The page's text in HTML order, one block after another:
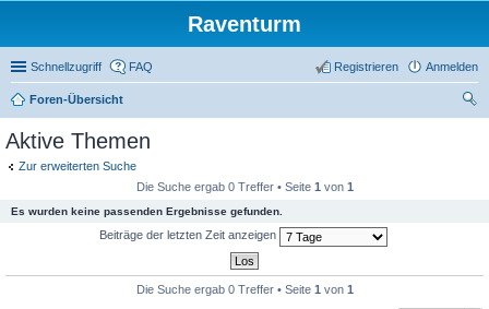
Raventurm
Schnellzugriff FAQ Anmelden
Registrieren
Foren-Übersicht
Aktive Themen
Zur erweiterten Suche
Die Suche ergab 0 Treffer • Seite 1 von 1
Es wurden keine passenden Ergebnisse gefunden.
Beiträge der letzten Zeit anzeigen
Die Suche ergab 0 Treffer • Seite 1 von 1